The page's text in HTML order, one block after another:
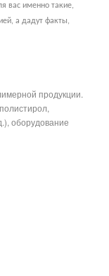
вас именно такие,
а дадут факты,
продукции.
оборудование